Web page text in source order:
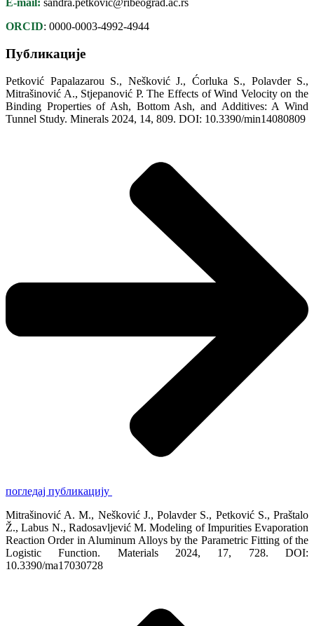
E-mail: sandra.petkovic@ribeograd.ac.rs
ORCID: 0000-0003-4992-4944
Публикације
Petković Papalazarou S., Nešković J., Ćorluka S., Polavder S.,
Mitrašinović A., Stjepanović P. The Effects of Wind Velocity on the
Binding Properties of Ash, Bottom Ash, and Additives: A Wind
Tunnel Study. Minerals 2024, 14, 809. DOI: 10.3390/min14080809
погледај публикацију
Mitrašinović A. M., Nešković J., Polavder S., Petković S., Praštalo
Ž., Labus N., Radosavljević M. Modeling of Impurities Evaporation
Reaction Order in Aluminum Alloys by the Parametric Fitting of the
Logistic Function. Materials 2024, 17, 728. DOI:
10.3390/ma17030728